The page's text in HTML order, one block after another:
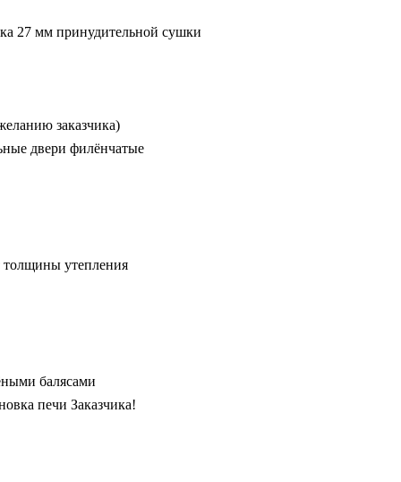
27 мм принудительной сушки
заказчика)
двери филёнчатые
толщины утепления
балясами
печи Заказчика!